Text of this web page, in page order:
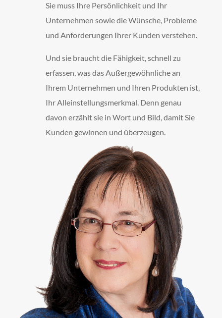
Sie muss Ihre Persönlichkeit und Ihr
Unternehmen sowie die Wünsche, Probleme
und Anforderungen Ihrer Kunden verstehen.
Und sie braucht die Fähigkeit, schnell zu
erfassen, was das Außergewöhnliche an
Ihrem Unternehmen und Ihren Produkten ist,
Ihr Alleinstellungsmerkmal. Denn genau
davon erzählt sie in Wort und Bild, damit Sie
Kunden gewinnen und überzeugen.